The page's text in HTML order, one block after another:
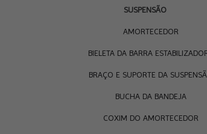
SUSPENSÃO
AMORTECEDOR
BIELETA DA BARRA
BRAÇO E SUPORTE DA
BUCHA DA BANDEJA
COXIM DO AMORTECEDOR